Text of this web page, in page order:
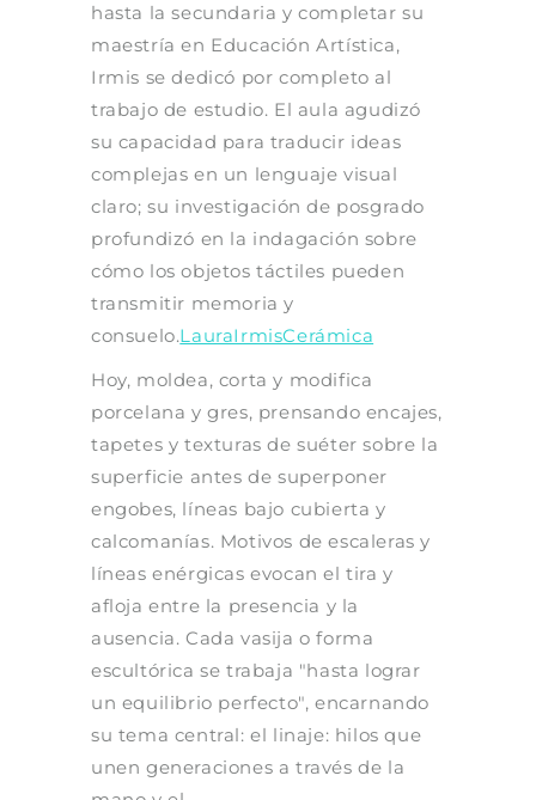
hasta la secundaria y completar su
maestría en Educación Artística,
Irmis se dedicó por completo al
trabajo de estudio. El aula agudizó
su capacidad para traducir ideas
complejas en un lenguaje visual
claro; su investigación de posgrado
profundizó en la indagación sobre
cómo los objetos táctiles pueden
transmitir memoria y
consuelo.LauraIrmisCerámica
Hoy, moldea, corta y modifica
porcelana y gres, prensando encajes,
tapetes y texturas de suéter sobre la
superficie antes de superponer
engobes, líneas bajo cubierta y
calcomanías. Motivos de escaleras y
líneas enérgicas evocan el tira y
afloja entre la presencia y la
ausencia. Cada vasija o forma
escultórica se trabaja "hasta lograr
un equilibrio perfecto", encarnando
su tema central: el linaje: hilos que
unen generaciones a través de la